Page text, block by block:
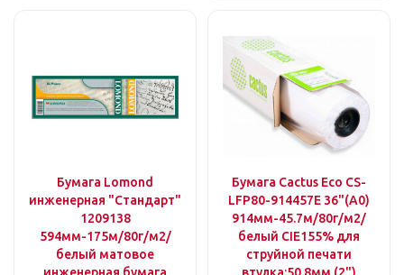
Бумага Lomond
инженерная "Стандарт"
1209138
594мм-175м/80г/м2/
белый матовое
Бумага Cactus Eco CS-
LFP80-914457E 36"(A0)
914мм-45.7м/80г/м2/
белый CIE155% для
струйной печати